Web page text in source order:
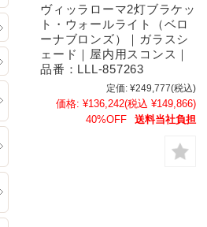
ヴィッラローマ2灯ブラケッ
ト・ウォールライト（ベロ
ーナブロンズ）｜ガラスシ
ェード｜屋内用スコンス｜
品番：LLL-857263
定価: ¥249,777(税込)
価格: ¥136,242(税込 ¥149,866)
40%OFF
送料当社負担